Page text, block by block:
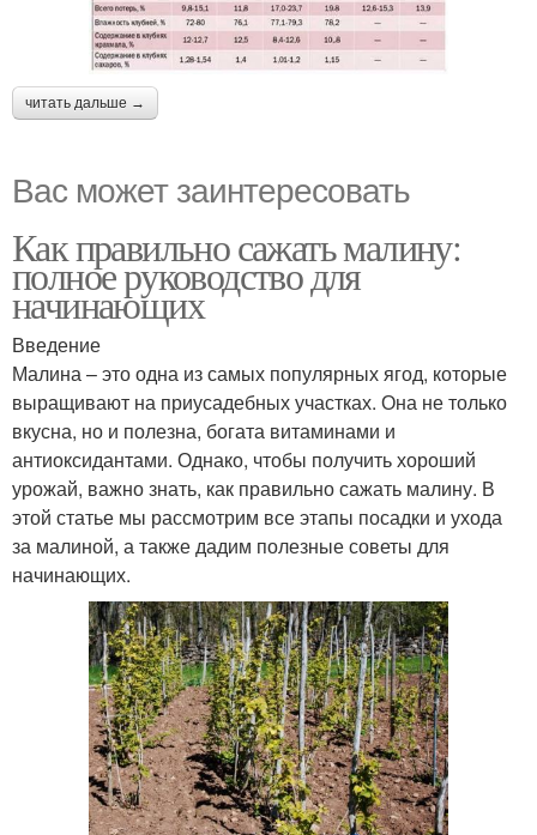
читать дальше →
Вас может заинтересовать
Как правильно сажать малину:
полное руководство для
начинающих
Введение
Малина – это одна из самых популярных ягод, которые
выращивают на приусадебных участках. Она не только
вкусна, но и полезна, богата витаминами и
антиоксидантами. Однако, чтобы получить хороший
урожай, важно знать, как правильно сажать малину. В
этой статье мы рассмотрим все этапы посадки и ухода
за малиной, а также дадим полезные советы для
начинающих.